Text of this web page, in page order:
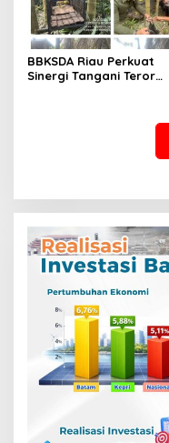
BBKSDA Riau Perkuat
Sinergi Tangani Teror